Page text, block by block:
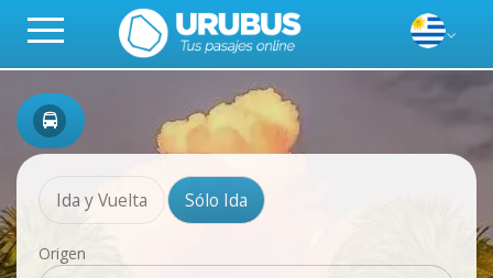
Ida y Vuelta Sólo Ida
Origen